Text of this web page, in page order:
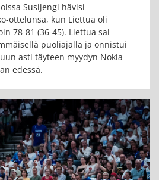
Susijengi hävisi
ottelunsa, kun Liettua oli
78-81 (36-45). Liettua sai
puoliajalla ja onnistui
asti täyteen myydyn Nokia
edessä.